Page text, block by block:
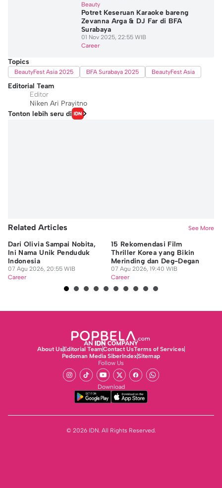
Beauty
Potret Keseruan Karaoke bareng
Zevanna Arga & DJ Far di BFA
Surabaya
01 Nov 2025, 22:55 WIB
Career
Topics
BeautyFest Asia 2025 BFA Surabaya 2025 BeautyFest Asia
Editorial Team
Editor
Niken Ari Prayitno
Tonton lebih seru di
Related Articles See More
Dari Olivia Sampai Nobita,
Ini Nama Unik Penduduk
Indonesia
07 Agu 2026, 20:55 WIB
Career
15 Rekomendasi Film
Thriller Korea yang Bikin
Merinding dan Deg-Degan
07 Agu 2026, 19:40 WIB
Career
About UsEditorial TeamContact UsTerms of Services
Pedoman Media SiberIndexSitemap
Follow Us
Download
© 2026 IDN. All Rights Reserved.